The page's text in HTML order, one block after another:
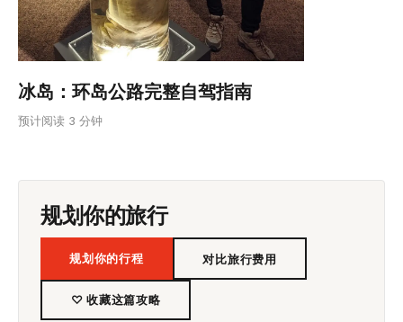
冰岛：环岛公路完整自驾指南
预计阅读 3 分钟
规划你的旅行
规划你的行程 对比旅行费用
♡ 收藏这篇攻略